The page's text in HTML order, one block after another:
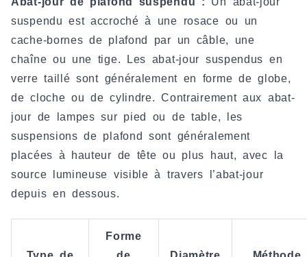
suspendu est accroché à une rosace ou un
cache-bornes de plafond par un câble, une
chaîne ou une tige. Les abat-jour suspendus en
verre taillé sont généralement en forme de globe,
de cloche ou de cylindre. Contrairement aux abat-
jour de lampes sur pied ou de table, les
suspensions de plafond sont généralement
placées à hauteur de tête ou plus haut, avec la
source lumineuse visible à travers l’abat-jour
depuis en dessous.
Forme